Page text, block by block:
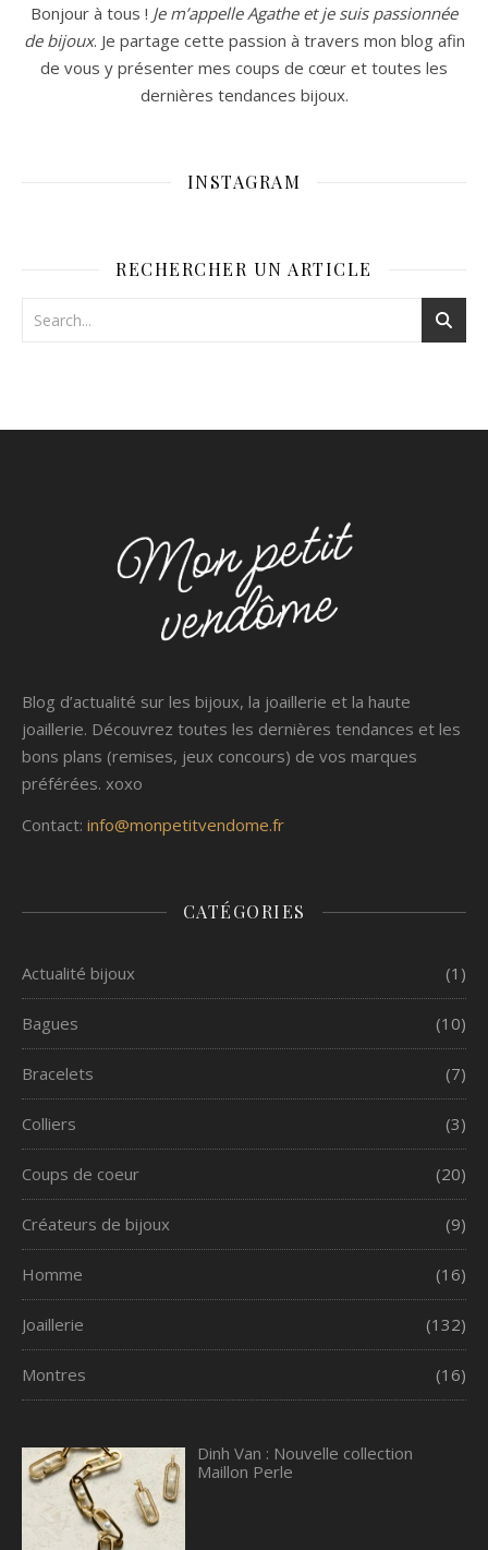
Bonjour à tous ! Je m’appelle Agathe et je suis passionnée
de bijoux. Je partage cette passion à travers mon blog afin
de vous y présenter mes coups de cœur et toutes les
dernières tendances bijoux.
INSTAGRAM
RECHERCHER UN ARTICLE
Blog d’actualité sur les bijoux, la joaillerie et la haute
joaillerie. Découvrez toutes les dernières tendances et les
bons plans (remises, jeux concours) de vos marques
préférées. xoxo
Contact: info@monpetitvendome.fr
CATÉGORIES
Actualité bijoux (1)
Bagues (10)
Bracelets (7)
Colliers (3)
Coups de coeur (20)
Créateurs de bijoux (9)
Homme (16)
Joaillerie (132)
Montres (16)
Dinh Van : Nouvelle collection
Maillon Perle